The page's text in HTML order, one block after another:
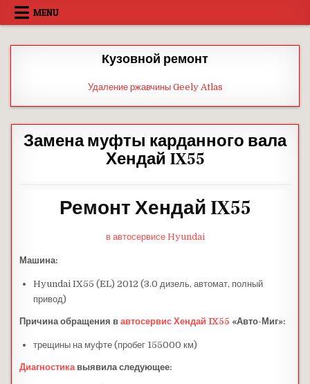
Skip
MENU
Кузовной ремонт
Удаление ржавчины Geely Atlas
Замена муфты карданного вала
Хендай IX55
Ремонт Хендай IX55
в автосервисе Hyundai
Машина:
Hyundai IX55 (EL) 2012 (3.0 дизель, автомат, полный
привод)
Причина обращения вавтосервис Хендай IX55 «Авто-Миг»:
трещины на муфте (пробег 155000 км)
Диагностика выявила следующее: